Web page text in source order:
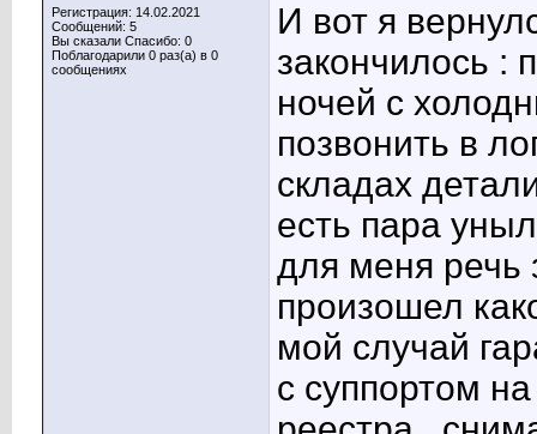
Регистрация: 14.02.2021
Сообщений: 5
Вы сказали Спасибо: 0
Поблагодарили 0 раз(а) в 0
сообщениях
И вот я
закончилось :
ночей с
позвонить в
складах
есть пара
для меня речь
произошел
мой случай
с суппортом